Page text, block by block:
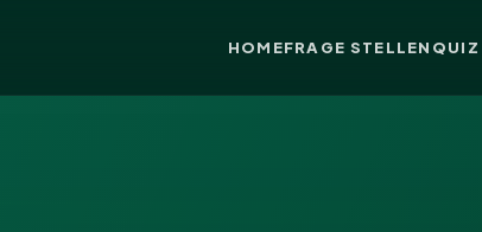
HOMEFRAGE STELLEN QUIZ